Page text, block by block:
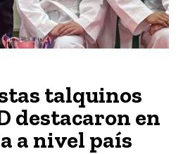
talquinos
destacaron en
a nivel país